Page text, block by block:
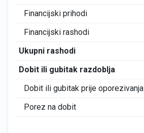
Financijski prihodi
Financijski rashodi
Ukupni rashodi
Dobit ili gubitak razdoblja
Dobit ili gubitak prije oporezivanja
Porez na dobit